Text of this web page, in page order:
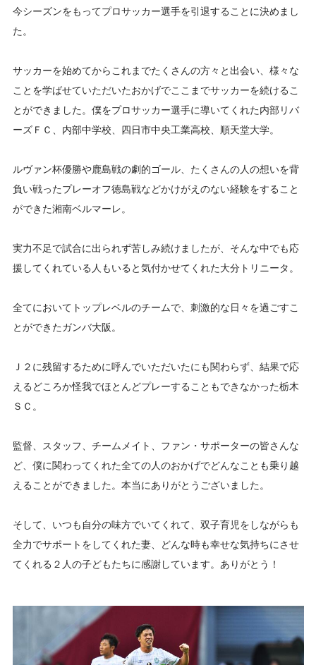
今シーズンをもってプロサッカー選手を引退することに決めまし
た。
サッカーを始めてからこれまでたくさんの方々と出会い、様々な
ことを学ばせていただいたおかげでここまでサッカーを続けるこ
とができました。僕をプロサッカー選手に導いてくれた内部リバ
ーズＦＣ、内部中学校、四日市中央工業高校、順天堂大学。
ルヴァン杯優勝や鹿島戦の劇的ゴール、たくさんの人の想いを背
負い戦ったプレーオフ徳島戦などかけがえのない経験をすること
ができた湘南ベルマーレ。
実力不足で試合に出られず苦しみ続けましたが、そんな中でも応
援してくれている人もいると気付かせてくれた大分トリニータ。
全てにおいてトップレベルのチームで、刺激的な日々を過ごすこ
とができたガンバ大阪。
Ｊ２に残留するために呼んでいただいたにも関わらず、結果で応
えるどころか怪我でほとんどプレーすることもできなかった栃木
ＳＣ。
監督、スタッフ、チームメイト、ファン・サポーターの皆さんな
ど、僕に関わってくれた全ての人のおかげでどんなことも乗り越
えることができました。本当にありがとうございました。
そして、いつも自分の味方でいてくれて、双子育児をしながらも
全力でサポートをしてくれた妻、どんな時も幸せな気持ちにさせ
てくれる２人の子どもたちに感謝しています。ありがとう！